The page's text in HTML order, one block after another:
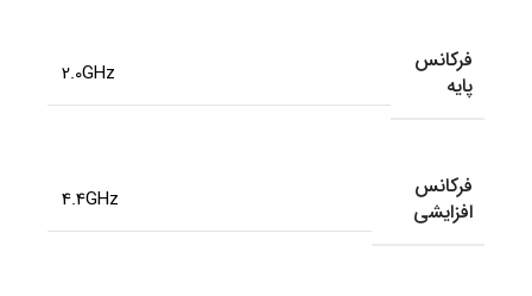
فرکانس
پایه
2.0GHz
فرکانس
افزایشی
4.4GHz